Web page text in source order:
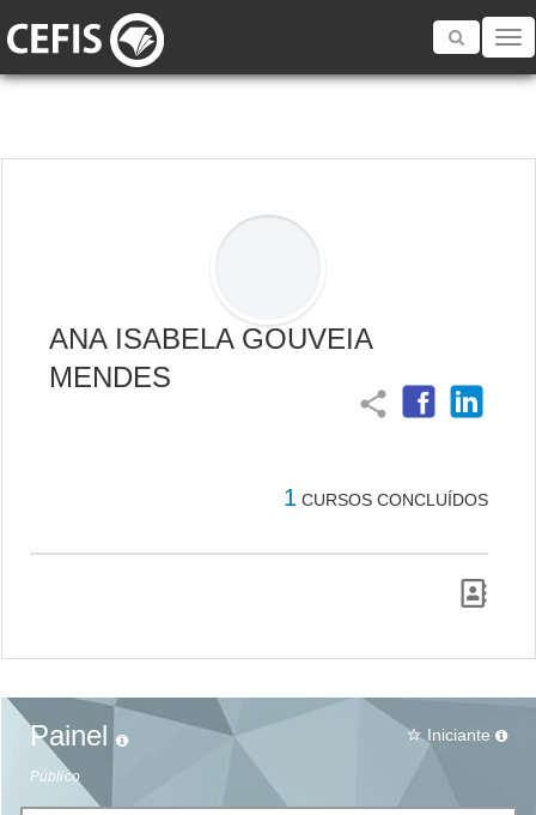
Toggle
ANA ISABELA GOUVEIA
MENDES
share
1 CURSOS CONCLUÍDOS
Painel
Público
star_border Iniciante